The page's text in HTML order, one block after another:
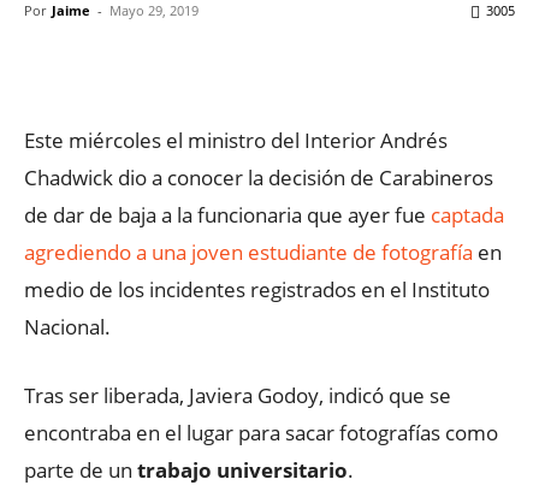
Por Jaime - Mayo 29, 2019 3005
Este miércoles el ministro del Interior Andrés
Chadwick dio a conocer la decisión de Carabineros
de dar de baja a la funcionaria que ayer fue captada
agrediendo a una joven estudiante de fotografía en
medio de los incidentes registrados en el Instituto
Nacional.
Tras ser liberada, Javiera Godoy, indicó que se
encontraba en el lugar para sacar fotografías como
parte de un trabajo universitario.